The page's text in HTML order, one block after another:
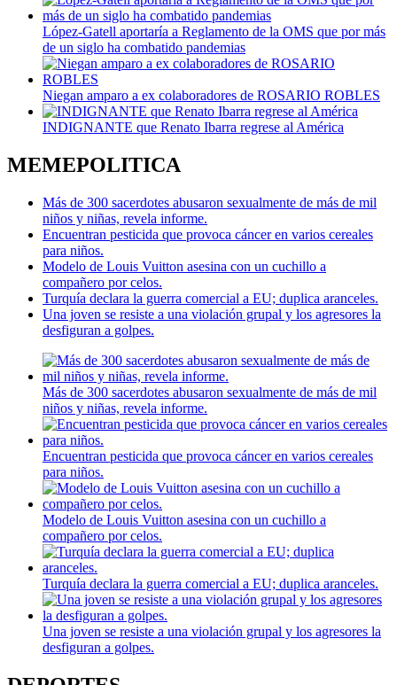
López-Gatell aportaría a Reglamento de la OMS que por más
de un siglo ha combatido pandemias
Niegan amparo a ex colaboradores de ROSARIO ROBLES
INDIGNANTE que Renato Ibarra regrese al América
MEMEPOLITICA
Más de 300 sacerdotes abusaron sexualmente de más de mil
niños y niñas, revela informe.
Encuentran pesticida que provoca cáncer en varios cereales
para niños.
Modelo de Louis Vuitton asesina con un cuchillo a
compañero por celos.
Turquía declara la guerra comercial a EU; duplica aranceles.
Una joven se resiste a una violación grupal y los agresores la
desfiguran a golpes.
Más de 300 sacerdotes abusaron sexualmente de más de mil
niños y niñas, revela informe.
Encuentran pesticida que provoca cáncer en varios cereales
para niños.
Modelo de Louis Vuitton asesina con un cuchillo a
compañero por celos.
Turquía declara la guerra comercial a EU; duplica aranceles.
Una joven se resiste a una violación grupal y los agresores la
desfiguran a golpes.